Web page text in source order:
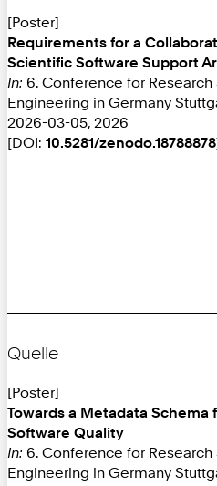
[Poster]
Requirements for a
Scientific Software Support
In: 6. Conference for Research
Engineering in Germany
2026-03-05, 2026
[DOI: 10.5281/zenodo.18788878
Quelle
[Poster]
Towards a Metadata Schema
Software Quality
In: 6. Conference for Research
Engineering in Germany